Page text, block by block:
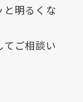
明るくな
ご相談い